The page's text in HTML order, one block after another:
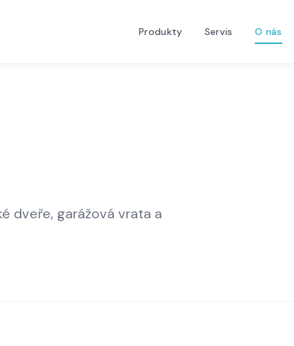
Produkty Servis O nás
dveře, garážová vrata a